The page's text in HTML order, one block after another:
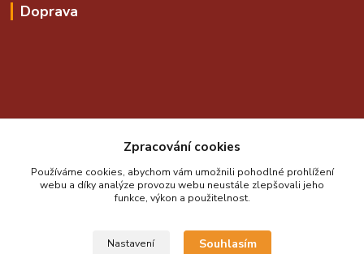
Doprava
Zpracování cookies
Používáme cookies, abychom vám umožnili pohodlné prohlížení
webu a díky analýze provozu webu neustále zlepšovali jeho
funkce, výkon a použitelnost.
Nastavení Souhlasím